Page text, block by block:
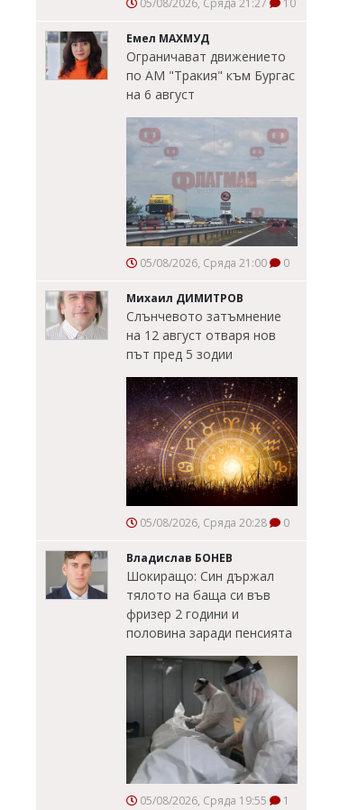
05/08/2026, Сряда 21:27 10
Емел МАХМУД
Ограничават движението
по АМ "Тракия" към Бургас
на 6 август
05/08/2026, Сряда 21:00 0
Михаил ДИМИТРОВ
Слънчевото затъмнение
на 12 август отваря нов
път пред 5 зодии
05/08/2026, Сряда 20:28 0
Владислав БОНЕВ
Шокиращо: Син държал
тялото на баща си във
фризер 2 години и
половина заради пенсията
05/08/2026, Сряда 19:55 1